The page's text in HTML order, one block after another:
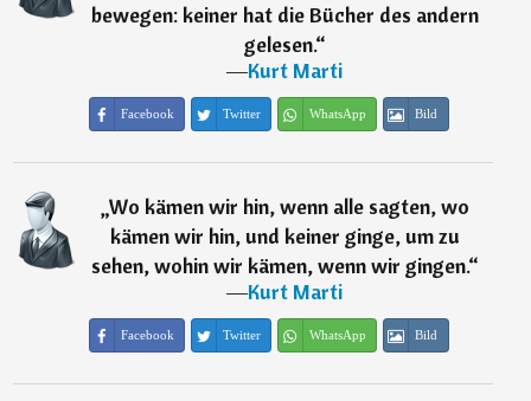
bewegen: keiner hat die Bücher des andern
gelesen.“
―Kurt Marti
Facebook Twitter WhatsApp Bild
„Wo kämen wir hin, wenn alle sagten, wo
kämen wir hin, und keiner ginge, um zu
sehen, wohin wir kämen, wenn wir gingen.“
―Kurt Marti
Facebook Twitter WhatsApp Bild